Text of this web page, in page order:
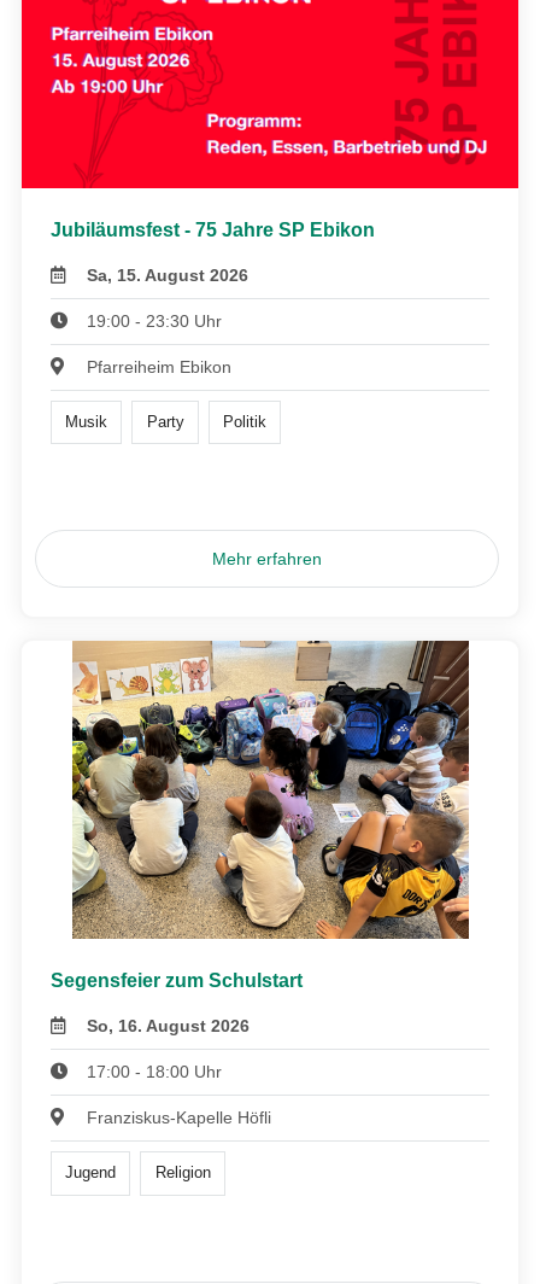
Jubiläumsfest - 75 Jahre SP Ebikon
Sa, 15. August 2026
19:00 - 23:30 Uhr
Pfarreiheim Ebikon
Musik Party Politik
Mehr erfahren
Segensfeier zum Schulstart
So, 16. August 2026
17:00 - 18:00 Uhr
Franziskus-Kapelle Höfli
Jugend Religion